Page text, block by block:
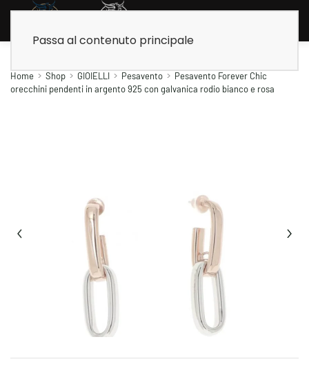
Passa al contenuto principale
Home Shop GIOIELLI Pesavento
Pesavento Forever Chic
orecchini pendenti in argento 925 con galvanica rodio bianco e rosa